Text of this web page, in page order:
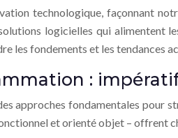
technologique, façonnant
logicielles qui alimentent
les fondements et les
:
approches fondamentales pour
et orienté objet – offrent